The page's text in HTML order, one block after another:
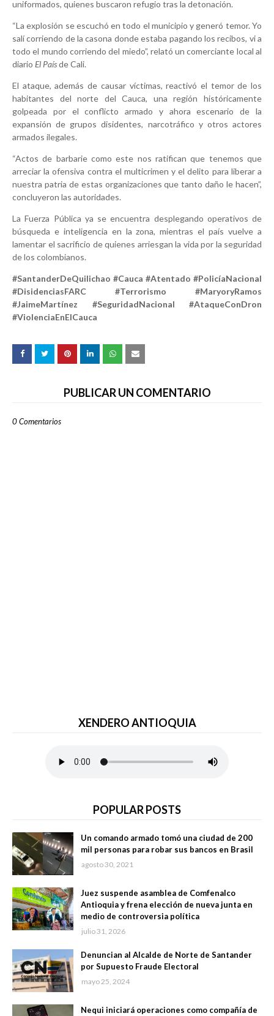
uniformados, quienes buscaron refugio tras la detonación.
“La explosión se escuchó en todo el municipio y generó temor. Yo
salí corriendo de la casona donde estaba pagando los recibos, vi a
todo el mundo corriendo del miedo”, relató un comerciante local al
diario El Paísde Cali.
El ataque, además de causar víctimas, reactivó el temor de los
habitantes del norte del Cauca, una región históricamente
golpeada por el conflicto armado y ahora escenario de la
expansión de grupos disidentes, narcotráfico y otros actores
armados ilegales.
“Actos de barbarie como este nos ratifican que tenemos que
arreciar la ofensiva contra el multicrimen y el delito para liberar a
nuestra patria de estas organizaciones que tanto daño le hacen”,
concluyeron las autoridades.
La Fuerza Pública ya se encuentra desplegando operativos de
búsqueda e inteligencia en la zona, mientras el país vuelve a
lamentar el sacrificio de quienes arriesgan la vida por la seguridad
de los colombianos.
#SantanderDeQuilichao #Cauca #Atentado #PolicíaNacional
#DisidenciasFARC #Terrorismo #MaryoryRamos
#JaimeMartínez #SeguridadNacional #AtaqueConDron
#ViolenciaEnElCauca
PUBLICAR UN COMENTARIO
0 Comentarios
XENDERO ANTIOQUIA
POPULAR POSTS
Un comando armado tomó una ciudad de 200
mil personas para robar sus bancos en Brasil
agosto 30, 2021
Juez suspende asamblea de Comfenalco
Antioquia y frena elección de nueva junta en
medio de controversia política
julio 31, 2026
Denuncian al Alcalde de Norte de Santander
por Supuesto Fraude Electoral
mayo 25, 2024
Nequi iniciará operaciones como compañía de